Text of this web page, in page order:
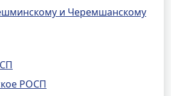
и Черемшанскому
РОСП